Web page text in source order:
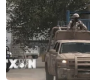
sân Indonesia'
02/08/2026 13:04
Cục diện
đưa đội tuyển